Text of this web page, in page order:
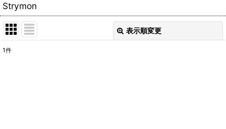
Strymon
表示順変更
1件